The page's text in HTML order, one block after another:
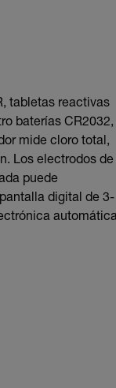
tabletas reactivas
baterías CR2032,
mide cloro total,
Los electrodos de
puede
digital de 3-